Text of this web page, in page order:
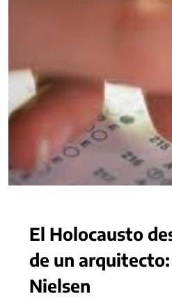
El Holocausto
de un
Nielsen